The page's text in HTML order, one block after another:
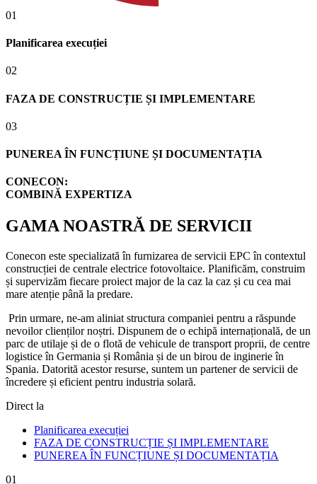
01
Planificarea execuției
02
FAZA DE CONSTRUCȚIE ȘI IMPLEMENTARE
03
PUNEREA ÎN FUNCȚIUNE ȘI DOCUMENTAȚIA
CONECON:
COMBINĂ EXPERTIZA
GAMA NOASTRĂ DE SERVICII
Conecon este specializată în furnizarea de servicii EPC în contextul
construcției de centrale electrice fotovoltaice. Planificăm, construim
și supervizăm fiecare proiect major de la caz la caz și cu cea mai
mare atenție până la predare.
Prin urmare, ne-am aliniat structura companiei pentru a răspunde
nevoilor clienților noștri. Dispunem de o echipă internațională, de un
parc de utilaje și de o flotă de vehicule de transport proprii, de centre
logistice în Germania și România și de un birou de inginerie în
Spania. Datorită acestor resurse, suntem un partener de servicii de
încredere și eficient pentru industria solară.
Direct la
Planificarea execuției
FAZA DE CONSTRUCȚIE ȘI IMPLEMENTARE
PUNEREA ÎN FUNCȚIUNE ȘI DOCUMENTAȚIA
01